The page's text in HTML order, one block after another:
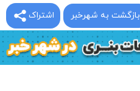
اشتراک بازگشت به شهرخبر